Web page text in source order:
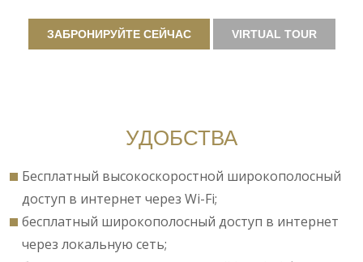
ЗАБРОНИРУЙТЕ СЕЙЧАС VIRTUAL TOUR
УДОБСТВА
Бесплатный высокоскоростной широкополосный
доступ в интернет через Wi-Fi;
бесплатный широкополосный доступ в интернет
через локальную сеть;